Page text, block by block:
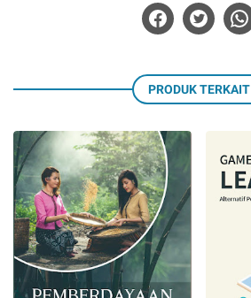
PRODUK TERKAIT